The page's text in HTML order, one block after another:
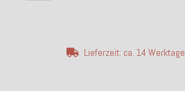
Lieferzeit: ca. 14 Werktage